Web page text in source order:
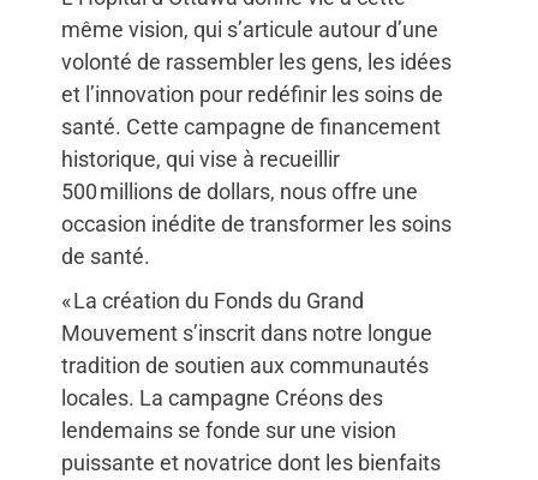
même vision, qui s’articule autour d’une
volonté de rassembler les gens, les idées
et l’innovation pour redéfinir les soins de
santé. Cette campagne de financement
historique, qui vise à recueillir
500 millions de dollars, nous offre une
occasion inédite de transformer les soins
de santé.
« La création du Fonds du Grand
Mouvement s’inscrit dans notre longue
tradition de soutien aux communautés
locales. La campagne Créons des
lendemains se fonde sur une vision
puissante et novatrice dont les bienfaits